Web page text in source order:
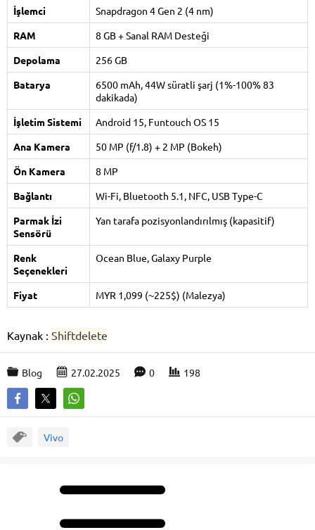
İşlemci
Snapdragon 4 Gen 2 (4 nm)
RAM
8 GB + Sanal RAM Desteği
Depolama
256 GB
Batarya
6500 mAh, 44W süratli şarj (1%-100% 83
dakikada)
İşletim Sistemi
Android 15, Funtouch OS 15
Ana Kamera
50 MP (f/1.8) + 2 MP (Bokeh)
Ön Kamera
8 MP
Bağlantı
Wi-Fi, Bluetooth 5.1, NFC, USB Type-C
Parmak İzi
Sensörü
Yan tarafa pozisyonlandırılmış (kapasitif)
Renk
Seçenekleri
Ocean Blue, Galaxy Purple
Fiyat MYR 1,099 (~225$) (Malezya)
Kaynak : Shiftdelete
Blog 27.02.2025 0 198
Vivo